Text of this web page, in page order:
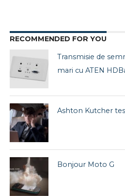
RECOMMENDED FOR YOU
Transmisie de
mari cu ATEN
Ashton Kutcher
Bonjour Moto G